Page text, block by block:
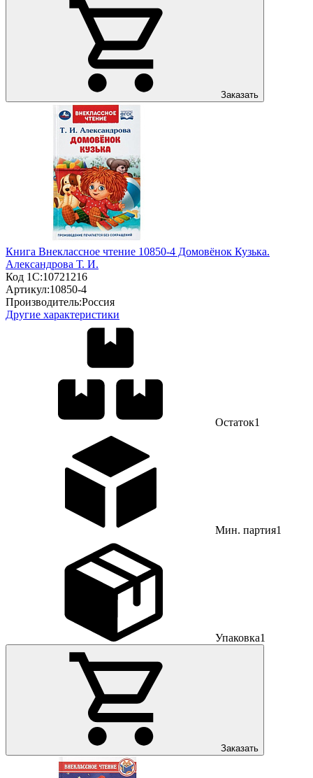
Заказать
Книга Внеклассное чтение 10850-4 Домовёнок Кузька.
Александрова Т. И.
Код 1С:10721216
Артикул:10850-4
Производитель:Россия
Другие характеристики
Остаток1
Мин. партия1
Упаковка1
Заказать